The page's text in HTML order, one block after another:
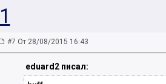
1
#7 От 28/08/2015 16:43
eduard2 писал: